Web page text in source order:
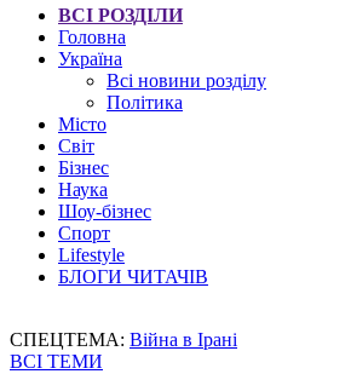
ВСІ РОЗДІЛИ
Головна
Україна
Всі новини розділу
Політика
Місто
Світ
Бізнес
Наука
Шоу-бізнес
Спорт
Lifestyle
БЛОГИ ЧИТАЧІВ
СПЕЦТЕМА: Війна в Ірані
ВСІ ТЕМИ